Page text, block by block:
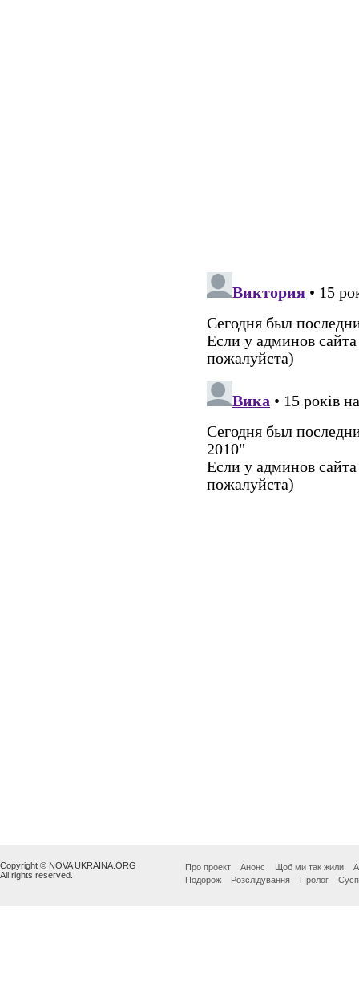
Copyright © NOVA UKRAINA.ORG
All rights reserved.
Про проект Анонс Щоб ми так жили
Подорож
Розслідування Пролог